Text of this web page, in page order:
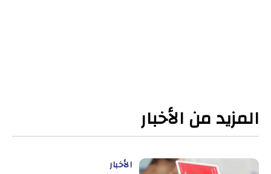
المزيد من الأخبار
الأخبار